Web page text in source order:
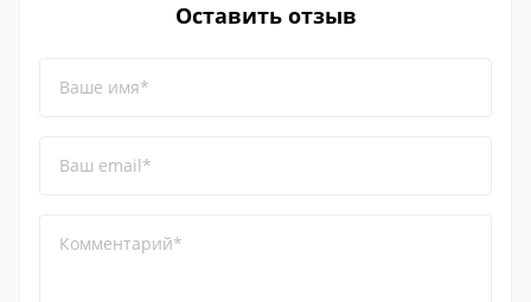
Оставить отзыв
Ваше имя*
Ваш email*
Комментарий*